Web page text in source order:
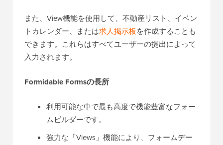
また、View機能を使用して、不動産リスト、イベン
トカレンダー、または求人掲示板を作成することも
できます。これらはすべてユーザーの提出によって
入力されます。
Formidable Formsの長所
利用可能な中で最も高度で機能豊富なフォー
ムビルダーです。
強力な「Views」機能により、フォームデー